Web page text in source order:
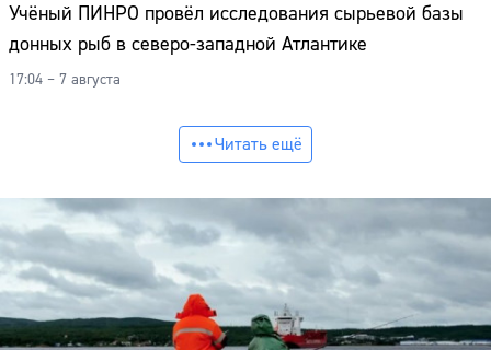
Учёный ПИНРО провёл исследования сырьевой базы
донных рыб в северо-западной Атлантике
17:04 – 7 августа
Читать ещё